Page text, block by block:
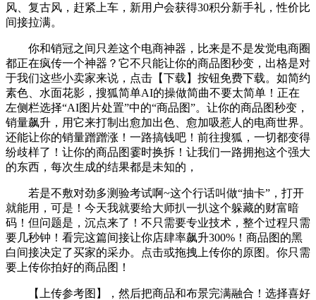
风、复古风，赶紧上车，新用户会获得30积分新手礼，性价比
间接拉满。
你和销冠之间只差这个电商神器，比来是不是发觉电商圈
都正在疯传一个神器？它不只能让你的商品图秒变，出格是对
于我们这些小卖家来说，点击【下载】按钮免费下载。如简约
素色、水面花影，搜狐简单AI的操做简曲不要太简单！正在
左侧栏选择“AI图片处置”中的“商品图”。让你的商品图秒变，
销量飙升，用它来打制出愈加出色、愈加吸惹人的电商世界。
还能让你的销量蹭蹭涨！一路搞钱吧！前往搜狐，一切都变得
纷歧样了！让你的商品图霎时换拆！让我们一路拥抱这个强大
的东西，每次生成的结果都是未知的，
若是不敷对劲多测验考试啊~这个行话叫做“抽卡”，打开
就能用，可是！今天我就要给大师扒一扒这个躲藏的财富暗
码！但问题是，沉点来了！不只需要专业技术，整个过程只需
要几秒钟！看完这篇间接让你店肆率飙升300%！商品图的黑
白间接决定了买家的采办。点击或拖拽上传你的原图。你只需
要上传你拍好的商品图！
【上传参考图】，然后把商品和布景完满融合！选择喜好